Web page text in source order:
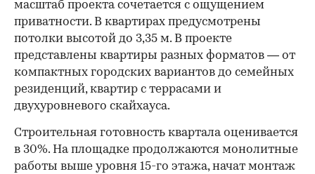
масштаб проекта сочетается с ощущением
приватности. В квартирах предусмотрены
потолки высотой до 3,35 м. В проекте
представлены квартиры разных форматов — от
компактных городских вариантов до семейных
резиденций, квартир с террасами и
двухуровневого скайхауса.
Строительная готовность квартала оценивается
в 30%. На площадке продолжаются монолитные
работы выше уровня 15-го этажа, начат монтаж